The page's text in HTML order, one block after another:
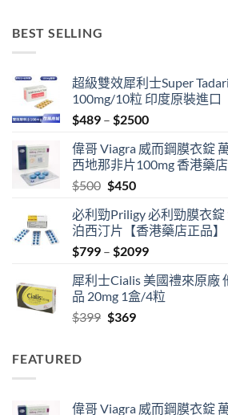
BEST SELLING
超級雙效犀利士Super
100mg/10粒 印度原裝進口
$489 – $2500Price
$489
through
偉哥 Viagra 威而鋼膜衣錠
西地那非片100mg 香港藥
$500 Original
was:
$500.
$450Current
is:
$450.
必利勁Priligy 必利勁膜衣
泊西汀片【香港藥店正品】
$799 – $2099Price
$799
through
犀利士Cialis 美國禮來原廠
品 20mg 1盒/4粒
$399 Original
$369Current
FEATURED
偉哥 Viagra 威而鋼膜衣錠